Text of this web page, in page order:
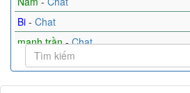
Bi - Chat
mạnh trần-Chat
-Chat